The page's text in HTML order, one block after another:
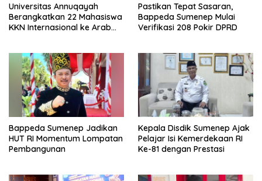
Universitas Annuqayah
Berangkatkan 22 Mahasiswa
KKN Internasional ke Arab
Pastikan Tepat Sasaran,
Bappeda Sumenep Mulai
Verifikasi 208 Pokir DPRD
Bappeda Sumenep Jadikan
HUT RI Momentum Lompatan
Pembangunan
Kepala Disdik Sumenep Ajak
Pelajar Isi Kemerdekaan RI
Ke-81 dengan Prestasi